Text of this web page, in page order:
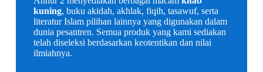
kuning, buku akidah, akhlak, fiqih, tasawuf, serta
literatur Islam pilihan lainnya yang digunakan dalam
dunia pesantren. Semua produk yang kami sediakan
telah diseleksi berdasarkan keotentikan dan nilai
ilmiahnya.